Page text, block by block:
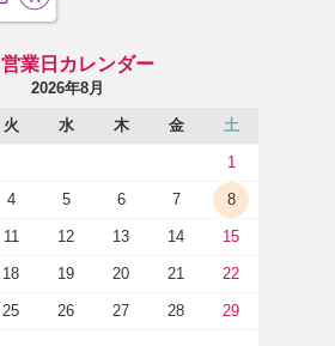
営業日カレンダー
2026年8月
火 水 木 金 土
1
4 5 6 7 8
11 12 13 14 15
18 19 20 21 22
25 26 27 28 29